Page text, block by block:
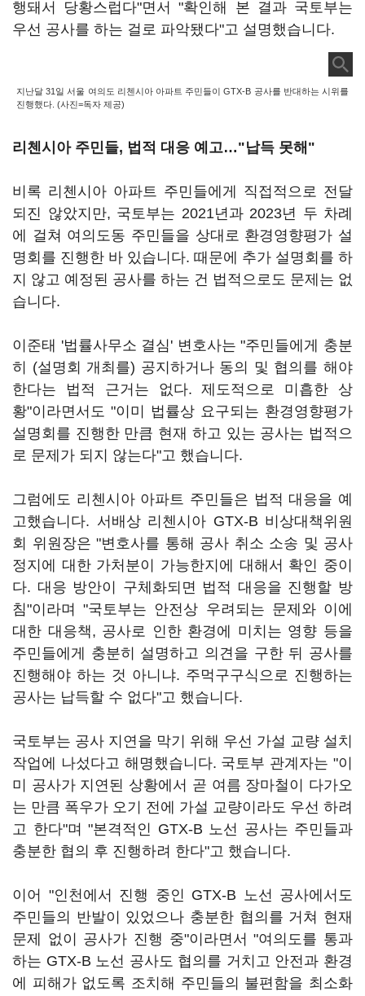
행돼서 당황스럽다"면서 "확인해 본 결과 국토부는
우선 공사를 하는 걸로 파악됐다"고 설명했습니다.
지난달 31일 서울 여의도 리첸시아 아파트 주민들이 GTX-B 공사를 반대하는 시위를
진행했다. (사진=독자 제공)
리첸시아 주민들, 법적 대응 예고…"납득 못해"
비록 리첸시아 아파트 주민들에게 직접적으로 전달
되진 않았지만, 국토부는 2021년과 2023년 두 차례
에 걸쳐 여의도동 주민들을 상대로 환경영향평가 설
명회를 진행한 바 있습니다. 때문에 추가 설명회를 하
지 않고 예정된 공사를 하는 건 법적으로도 문제는 없
습니다.
이준태 '법률사무소 결심' 변호사는 "주민들에게 충분
히 (설명회 개최를) 공지하거나 동의 및 협의를 해야
한다는 법적 근거는 없다. 제도적으로 미흡한 상
황"이라면서도 "이미 법률상 요구되는 환경영향평가
설명회를 진행한 만큼 현재 하고 있는 공사는 법적으
로 문제가 되지 않는다"고 했습니다.
그럼에도 리첸시아 아파트 주민들은 법적 대응을 예
고했습니다. 서배상 리첸시아 GTX-B 비상대책위원
회 위원장은 "변호사를 통해 공사 취소 소송 및 공사
정지에 대한 가처분이 가능한지에 대해서 확인 중이
다. 대응 방안이 구체화되면 법적 대응을 진행할 방
침"이라며 "국토부는 안전상 우려되는 문제와 이에
대한 대응책, 공사로 인한 환경에 미치는 영향 등을
주민들에게 충분히 설명하고 의견을 구한 뒤 공사를
진행해야 하는 것 아니냐. 주먹구구식으로 진행하는
공사는 납득할 수 없다"고 했습니다.
국토부는 공사 지연을 막기 위해 우선 가설 교량 설치
작업에 나섰다고 해명했습니다. 국토부 관계자는 "이
미 공사가 지연된 상황에서 곧 여름 장마철이 다가오
는 만큼 폭우가 오기 전에 가설 교량이라도 우선 하려
고 한다"며 "본격적인 GTX-B 노선 공사는 주민들과
충분한 협의 후 진행하려 한다"고 했습니다.
이어 "인천에서 진행 중인 GTX-B 노선 공사에서도
주민들의 반발이 있었으나 충분한 협의를 거쳐 현재
문제 없이 공사가 진행 중"이라면서 "여의도를 통과
하는 GTX-B 노선 공사도 협의를 거치고 안전과 환경
에 피해가 없도록 조치해 주민들의 불편함을 최소화